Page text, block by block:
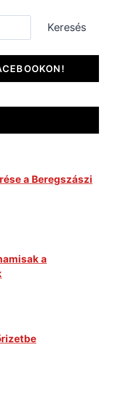
Keresés
a Beregszászi
a